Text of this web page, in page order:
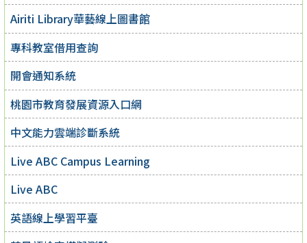
Airiti Library華藝線上圖書館
專科教室借用查詢
開會通知系統
桃園市教育發展資源入口網
中文能力雲端診斷系統
Live ABC Campus Learning
Live ABC
英語線上學習平臺